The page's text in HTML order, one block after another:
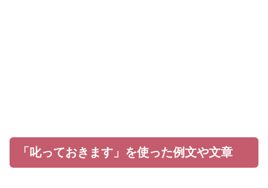
「叱っておきます」を使った例文や文章